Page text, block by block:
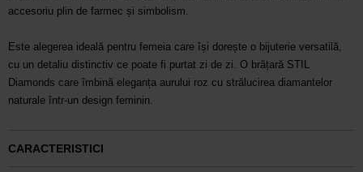
accesoriu plin de farmec și simbolism.
Este alegerea ideală pentru femeia care își dorește o bijuterie versatilă,
cu un detaliu distinctiv ce poate fi purtat zi de zi. O brățară STIL
Diamonds care îmbină eleganța aurului roz cu strălucirea diamantelor
naturale într-un design feminin.
CARACTERISTICI